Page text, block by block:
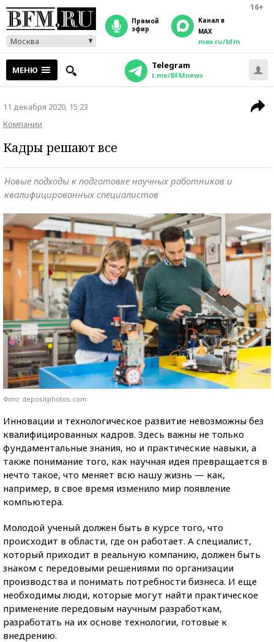
16+
Москва
прямой
эфир
Канал в
MAX
max.ru/bfm
МЕНЮ Telegram
t.me/BFMnews
11 декабря 2020, 15:23
Компании
Кадры решают все
Новые подходы к подготовке научных работников и
квалифицированных специалистов
Фото: depositphotos.com
Инновации и технологическое развитие невозможны без
квалифицированных кадров. Здесь важны не только
фундаментальные знания, но и практические навыки, а
также понимание того, как научная идея превращается в
нечто такое, что меняет всю нашу жизнь — как,
например, в свое время изменило мир появление
компьютера.
Молодой ученый должен быть в курсе того, что
происходит в области, где он работает. А специалист,
который приходит в реальную компанию, должен быть
знаком с передовыми решениями по организации
производства и понимать потребности бизнеса. И еще
необходимы люди, которые могут найти практическое
применение передовым научным разработкам,
разработать на их основе технологии, готовые к
внедрению.